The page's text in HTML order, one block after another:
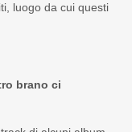
luogo da cui questi
brano ci